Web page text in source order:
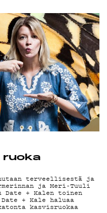
ruoka
terveellisestä ja
ja Meri-Tuuli
Date + Kalen toinen
+ Kale haluaa
kasvisruokaa